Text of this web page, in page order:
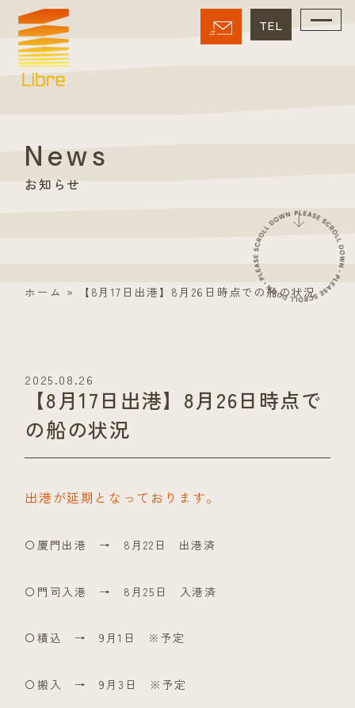
News
お知らせ
ホーム » 【8月17日出港】8月26日時点での船の状況
2025.08.26
【8月17日出港】8月26日時点で
の船の状況
出港が延期となっております。
〇厦門出港 → 8月22日 出港済
〇門司入港 → 8月25日 入港済
〇積込 → 9月1日 ※予定
〇搬入 → 9月3日 ※予定